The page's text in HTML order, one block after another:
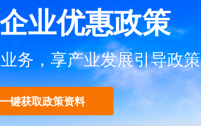
业优惠政策
务，享产业发展引导政策
一键获取政策资料